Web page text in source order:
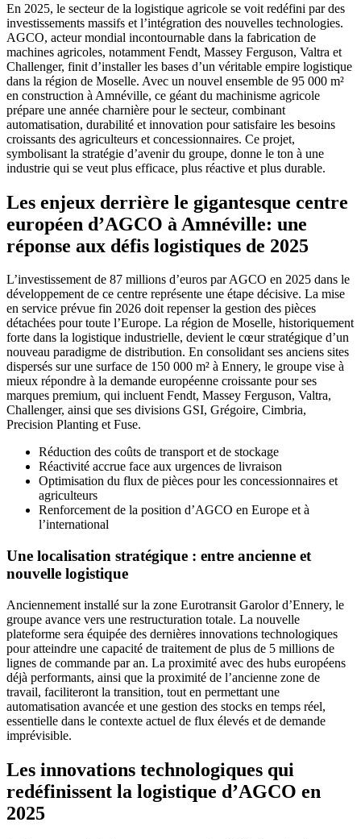
En 2025, le secteur de la logistique agricole se voit redéfini par des
investissements massifs et l’intégration des nouvelles technologies.
AGCO, acteur mondial incontournable dans la fabrication de
machines agricoles, notamment Fendt, Massey Ferguson, Valtra et
Challenger, finit d’installer les bases d’un véritable empire logistique
dans la région de Moselle. Avec un nouvel ensemble de 95 000 m²
en construction à Amnéville, ce géant du machinisme agricole
prépare une année charnière pour le secteur, combinant
automatisation, durabilité et innovation pour satisfaire les besoins
croissants des agriculteurs et concessionnaires. Ce projet,
symbolisant la stratégie d’avenir du groupe, donne le ton à une
industrie qui se veut plus efficace, plus réactive et plus durable.
Les enjeux derrière le gigantesque centre
européen d’AGCO à Amnéville: une
réponse aux défis logistiques de 2025
L’investissement de 87 millions d’euros par AGCO en 2025 dans le
développement de ce centre représente une étape décisive. La mise
en service prévue fin 2026 doit repenser la gestion des pièces
détachées pour toute l’Europe. La région de Moselle, historiquement
forte dans la logistique industrielle, devient le cœur stratégique d’un
nouveau paradigme de distribution. En consolidant ses anciens sites
dispersés sur une surface de 150 000 m² à Ennery, le groupe vise à
mieux répondre à la demande européenne croissante pour ses
marques premium, qui incluent Fendt, Massey Ferguson, Valtra,
Challenger, ainsi que ses divisions GSI, Grégoire, Cimbria,
Precision Planting et Fuse.
Réduction des coûts de transport et de stockage
Réactivité accrue face aux urgences de livraison
Optimisation du flux de pièces pour les concessionnaires et
agriculteurs
Renforcement de la position d’AGCO en Europe et à
l’international
Une localisation stratégique : entre ancienne et
nouvelle logistique
Anciennement installé sur la zone Eurotransit Garolor d’Ennery, le
groupe avance vers une restructuration totale. La nouvelle
plateforme sera équipée des dernières innovations technologiques
pour atteindre une capacité de traitement de plus de 5 millions de
lignes de commande par an. La proximité avec des hubs européens
déjà performants, ainsi que la proximité de l’ancienne zone de
travail, faciliteront la transition, tout en permettant une
automatisation avancée et une gestion des stocks en temps réel,
essentielle dans le contexte actuel de flux élevés et de demande
imprévisible.
Les innovations technologiques qui
redéfinissent la logistique d’AGCO en
2025